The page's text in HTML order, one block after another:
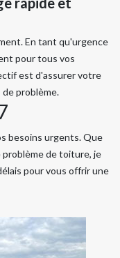
En tant qu'urgence
pour tous vos
est d'assurer votre
problème.
besoins urgents. Que
de toiture, je
pour vous offrir une